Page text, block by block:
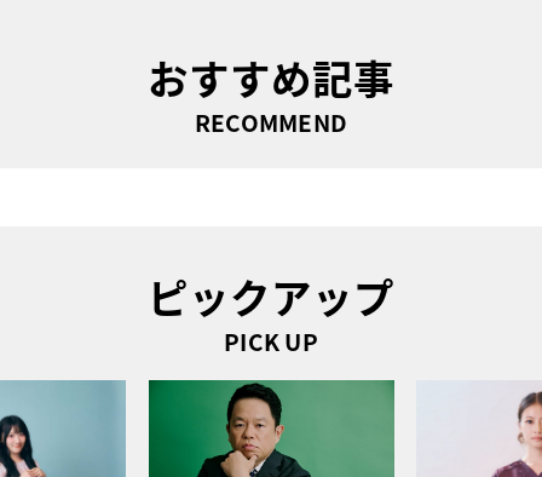
おすすめ記事
RECOMMEND
ピックアップ
PICK UP